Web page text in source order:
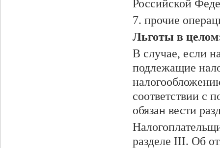
Российской
7. прочие
Льготы в
В случае, если
подлежащие
соответствии с
обязан вести
разделе III. Об